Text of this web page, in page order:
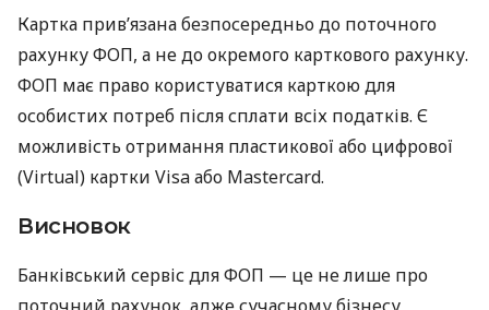
Картка прив’язана безпосередньо до поточного
рахунку ФОП, а не до окремого карткового рахунку.
ФОП має право користуватися карткою для
особистих потреб після сплати всіх податків. Є
можливість отримання пластикової або цифрової
(Virtual) картки Visa або Mastercard.
Висновок
Банківський сервіс для ФОП — це не лише про